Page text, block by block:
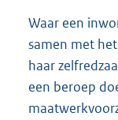
Waar een
samen met
haar
een beroep